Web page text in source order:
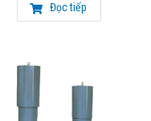
Đọc tiếp